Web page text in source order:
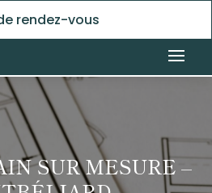
rendez-vous
SUR MESURE –